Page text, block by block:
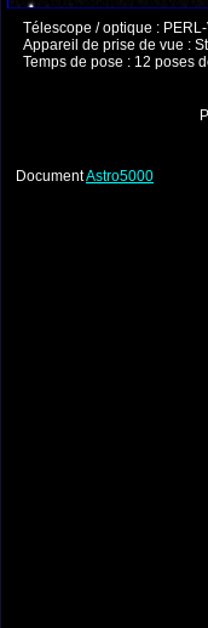
Télescope / optique :
Appareil de prise de vue :
Temps de pose : 12 poses
DocumentAstro5000